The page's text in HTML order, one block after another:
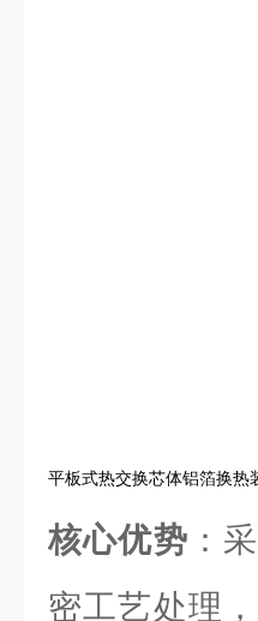
平板式热交换芯体铝箔换热
核心优势 ：
密工艺处理